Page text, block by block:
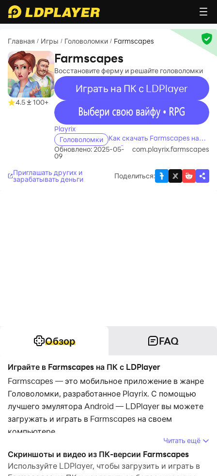
Главная / Игры / Головоломки / Farmscapes
4.5 100+
Farmscapes
Восстановите ферму и решайте головоломки
Играть на ПК с LDPlayer
recommend
Playrix
Головоломки
Как скачать Farmscapes на
свой компьютер
Обновлено: 2025-05-
09
com.playrix.farmscapes
Приглашать других и
зарабатывать деньги Поделиться:
Обзор FAQ
Играйте в Farmscapes на ПК с LDPlayer
Farmscapes — это мобильное приложение в жанре
Головоломки, разработанное Playrix. С помощью
лучшего эмулятора Android — LDPlayer вы можете
загружать и играть в Farmscapes на своем
компьютере.
Запустив Farmscapes на компьютере, вы сможете
четко просматривать страницы на большом экране,
Читать ещё
Скриншоты и видео из ПК-версии Farmscapes
Используйте LDPlayer, чтобы загрузить и играть в